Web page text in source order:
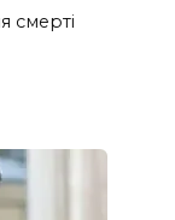
смерті